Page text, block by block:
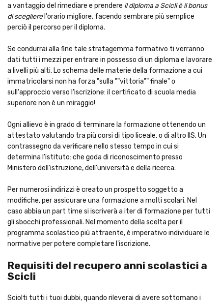
a vantaggio del rimediare e prendere il diploma a Scicli è il bonus
di sceglierel'orario migliore, facendo sembrare più semplice
perciò il percorso per il diploma.
Se condurrai alla fine tale stratagemma formativo ti verranno
dati tutti i mezzi per entrare in possesso di un diploma e lavorare
a livelli più alti. Lo schema delle materie della formazione a cui
immatricolarsi non ha forza "sulla ""vittoria"" finale" o
sull'approccio verso l'iscrizione: il certificato di scuola media
superiore non è un miraggio!
Ogni allievo è in grado di terminare la formazione ottenendo un
attestato valutando tra più corsi di tipo liceale, o di altro IIS. Un
contrassegno da verificare nello stesso tempo in cui si
determina l'istituto: che goda di riconoscimento presso
Ministero dell'istruzione, dell'università e della ricerca.
Per numerosi indirizzi è creato un prospetto soggetto a
modifiche, per assicurare una formazione a molti scolari. Nel
caso abbia un part time si iscriverà a iter di formazione per tutti
gli sbocchi professionali. Nel momento della scelta per il
programma scolastico più attraente, è imperativo individuare le
normative per potere completare l'iscrizione.
Requisiti del recupero anni scolastici a
Scicli
Sciolti tutti i tuoi dubbi, quando rileverai di avere sottomano i